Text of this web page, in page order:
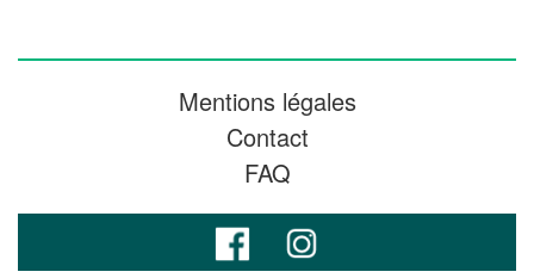
Mentions légales
Contact
FAQ